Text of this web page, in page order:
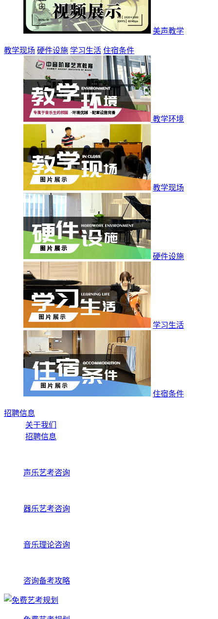
美声教学
教学现场 硬件设施 学习生活 住宿条件
教学环境
教学现场
硬件设施
学习生活
住宿条件
招聘信息
关于我们
招聘信息
声乐艺考咨询
器乐艺考咨询
音乐理论咨询
咨询备考攻略